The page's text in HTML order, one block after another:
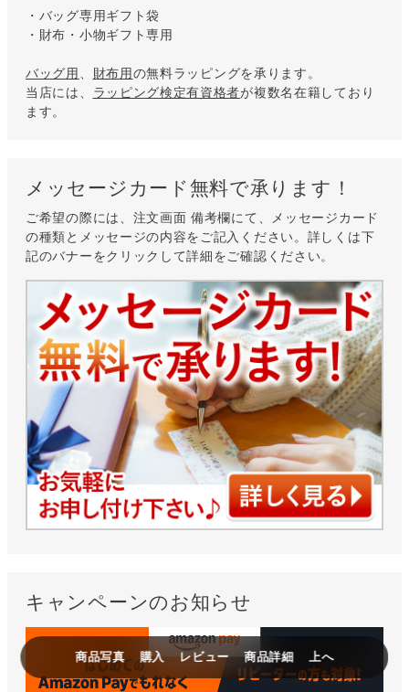
・バッグ専用ギフト袋
・財布・小物ギフト専用
バッグ用 財布用の無料ラッピングを承ります。
当店には、 ラッピング検定有資格者が複数名在籍しており
ます。
メッセージカード無料で承ります！
ご希望の際には、注文画面 備考欄にて、メッセージカード
の種類とメッセージの内容をご記入ください。詳しくは下
記のバナーをクリックして詳細をご確認ください。
キャンペーンのお知らせ
商品写真 購入 レビュー 商品詳細 上へ